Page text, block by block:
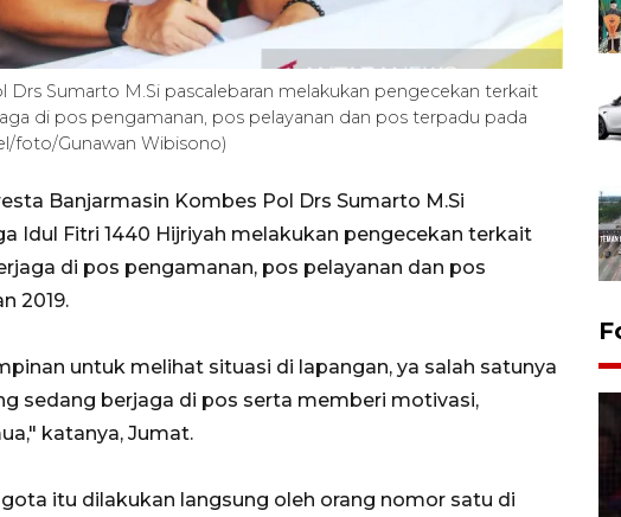
Drs Sumarto M.Si pascalebaran melakukan pengecekan terkait
di pos pengamanan, pos pelayanan dan pos terpadu pada
foto/Gunawan Wibisono)
Banjarmasin Kombes Pol Drs Sumarto M.Si
Idul Fitri 1440 Hijriyah melakukan pengecekan terkait
di pos pengamanan, pos pelayanan dan pos
2019.
untuk melihat situasi di lapangan, ya salah satunya
sedang berjaga di pos serta memberi motivasi,
katanya, Jumat.
itu dilakukan langsung oleh orang nomor satu di